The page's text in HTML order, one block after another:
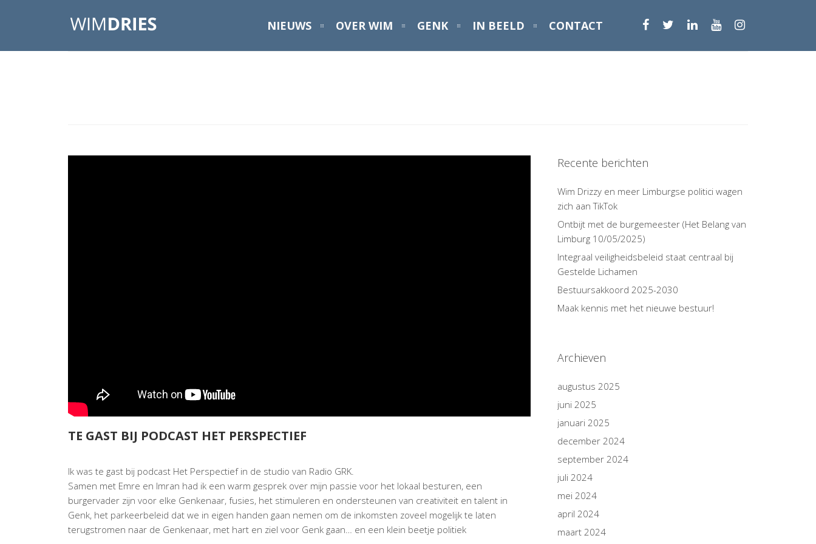
NIEUWS OVER WIM GENK IN BEELD CONTACT
TE GAST BIJ PODCAST HET PERSPECTIEF
Ik was te gast bij podcast Het Perspectief in de studio van Radio GRK.
Samen met Emre en Imran had ik een warm gesprek over mijn passie voor het lokaal besturen, een
burgervader zijn voor elke Genkenaar, fusies, het stimuleren en ondersteunen van creativiteit en talent in
Genk, het parkeerbeleid dat we in eigen handen gaan nemen om de inkomsten zoveel mogelijk te laten
terugstromen naar de Genkenaar, met hart en ziel voor Genk gaan… en een klein beetje politiek
Recente berichten
Wim Drizzy en meer Limburgse politici wagen
zich aan TikTok
Ontbijt met de burgemeester (Het Belang van
Limburg 10/05/2025)
Integraal veiligheidsbeleid staat centraal bij
Gestelde Lichamen
Bestuursakkoord 2025-2030
Maak kennis met het nieuwe bestuur!
Archieven
augustus 2025
juni 2025
januari 2025
december 2024
september 2024
juli 2024
mei 2024
april 2024
maart 2024